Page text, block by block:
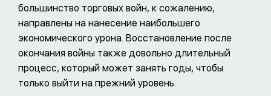
большинство торговых войн, к сожалению,
направлены на нанесение наибольшего
экономического урона. Восстановление после
окончания войны также довольно длительный
процесс, который может занять годы, чтобы
только выйти на прежний уровень.